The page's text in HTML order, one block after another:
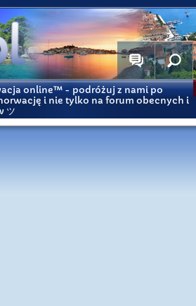
online™ - podróżuj z nami po
i nie tylko na forum obecnych i
ツ